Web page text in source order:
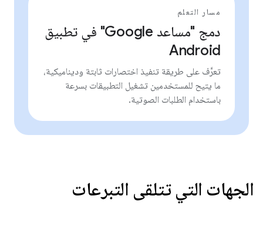
مسار التعلم
دمج "مساعد Google" في تطبيق
Android
تعرَّف على طريقة تنفيذ اختصارات ثابتة وديناميكية،
ما يتيح للمستخدمين تشغيل التطبيقات بسرعة
باستخدام الطلبات الصوتية.
الجهات التي تتلقى التبرعات